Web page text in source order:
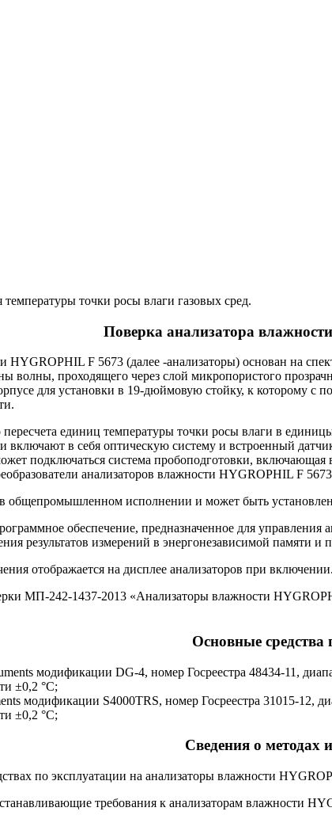
точки росы влаги газовых сред.
Поверка анализатора
HYGROPHIL F 5673 (далее -анализаторы) основан на
волны, проходящего через слой микропористого
для установки в 19-дюймовую стойку, к которому с
единиц температуры точки росы влаги в
включают в себя оптическую систему и встроенный
подключаться система пробоподготовки,
анализаторов влажности HYGROPHIL F
общепромышленном исполнении и может быть
обеспечение, предназначенное для
результатов измерений в энергонезависимой памяти
отображается на дисплее анализаторов при включении.
МП-242-1437-2013 «Анализаторы влажности
Основные средства
модификации DG-4, номер Госреестра 48434-11,
±0,2 °С;
модификации S4000TRS, номер Госреестра 31015-12,
±0,2 °С;
Сведения о методах
по эксплуатации на анализаторы влажности
требования к анализаторам влажности